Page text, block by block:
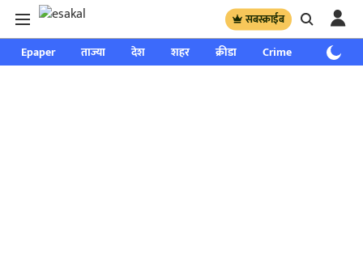
सबस्क्राईब
Epaper ताज्या देश शहर क्रीडा Crime साप्ताहिक